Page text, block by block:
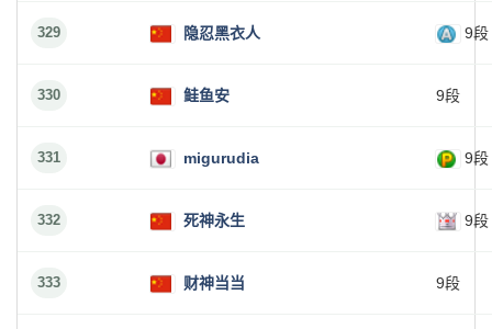
329 隐忍黑衣人 9段
330 鲑鱼安 9段
331 migurudia 9段
332 死神永生 9段
333 财神当当 9段